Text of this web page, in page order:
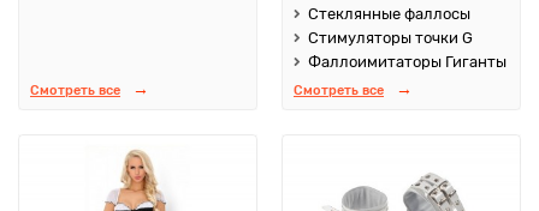
Смотреть все
Стеклянные фаллосы
Стимуляторы точки G
Фаллоимитаторы Гиганты
Смотреть все